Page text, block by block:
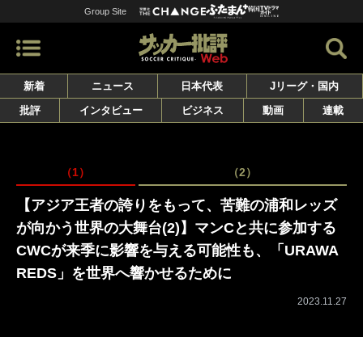
Group Site
新着 ニュース 日本代表
Jリーグ・国内
批評
インタビュー ビジネス 動画 連載
（1） （2）
【アジア王者の誇りをもって、苦難の浦和レッズ
が向かう世界の大舞台(2)】マンCと共に参加する
CWCが来季に影響を与える可能性も、「URAWA
REDS」を世界へ響かせるために
2023.11.27